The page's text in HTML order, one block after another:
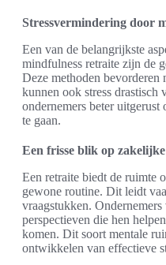
Stressvermindering door
Een van de belangrijkste
mindfulness retraite zijn de
Deze methoden
kunnen ook stress
ondernemers beter
te gaan.
Een frisse blik op
Een retraite biedt de ruimte
gewone routine. Dit leidt
vraagstukken.
perspectieven die hen
komen. Dit soort mentale
ontwikkelen van effectieve